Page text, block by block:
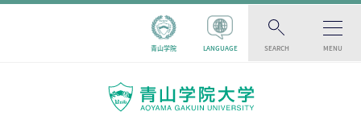
青山学院 LANGUAGE SEARCH MENU